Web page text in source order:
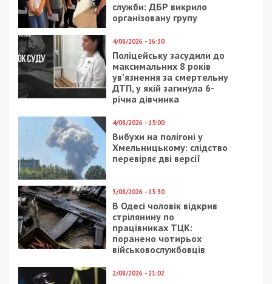
СУСПІЛЬСТВО
23/02/2017 - 16:24
В Днепре уволили
директора школы,
чтобы заткнуть ей рот
4/01/2024 - 14:07
Мер Івано-Франківська
призначив
корупцію у міськраді
колишнього
міліціонера